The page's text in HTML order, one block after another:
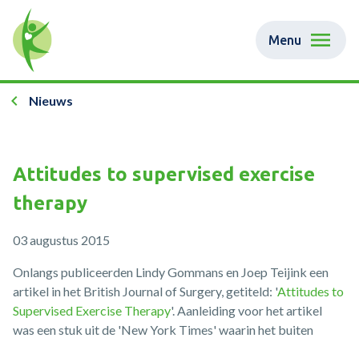
Menu
Nieuws
Attitudes to supervised exercise
therapy
03 augustus 2015
Onlangs publiceerden Lindy Gommans en Joep Teijink een
artikel in het ​British Journal of Surgery, getiteld: 'Attitudes to
Supervised Exercise Therapy'. Aanleiding voor het artikel
was een stuk uit de 'New York Times' waarin het buiten